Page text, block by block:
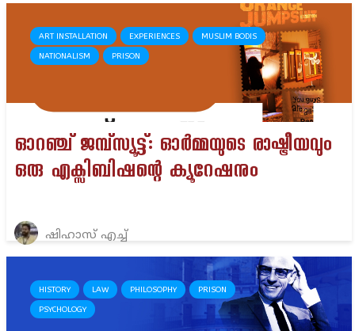
ART INSTALLATION EXPERIENCES MUSLIM BODIS
NATIONALISM PRISON
ഓറഞ്ച് ജമ്പ്സ്യൂട്ട്: ഓർമ്മയുടെ രാഷ്ട്രീയവും
ഒരു എക്സിബിഷന്റെ ക്യൂറേഷനും
ഷിഹാസ് എച്ച്
HISTORY LAW PHILOSOPHY PRISON
PSYCHOLOGY